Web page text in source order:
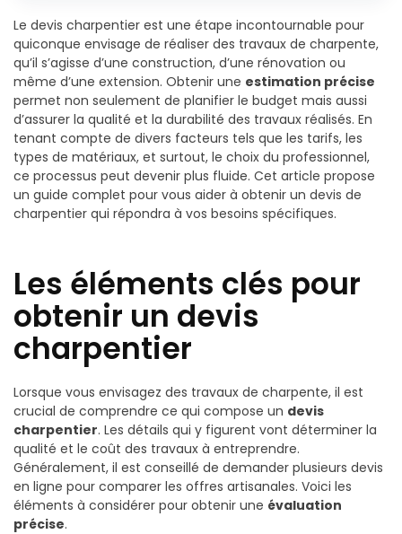
Le devis charpentier est une étape incontournable pour
quiconque envisage de réaliser des travaux de charpente,
qu’il s’agisse d’une construction, d’une rénovation ou
même d’une extension. Obtenir une estimation précise
permet non seulement de planifier le budget mais aussi
d’assurer la qualité et la durabilité des travaux réalisés. En
tenant compte de divers facteurs tels que les tarifs, les
types de matériaux, et surtout, le choix du professionnel,
ce processus peut devenir plus fluide. Cet article propose
un guide complet pour vous aider à obtenir un devis de
charpentier qui répondra à vos besoins spécifiques.
Les éléments clés pour
obtenir un devis
charpentier
Lorsque vous envisagez des travaux de charpente, il est
crucial de comprendre ce qui compose un devis
charpentier. Les détails qui y figurent vont déterminer la
qualité et le coût des travaux à entreprendre.
Généralement, il est conseillé de demander plusieurs devis
en ligne pour comparer les offres artisanales. Voici les
éléments à considérer pour obtenir une évaluation
précise.